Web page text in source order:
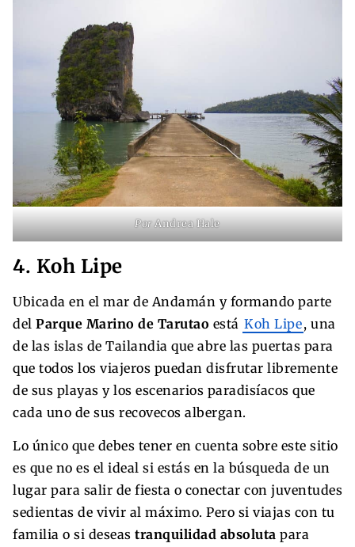
PorAndrea Hale
4. Koh Lipe
Ubicada en el mar de Andamán y formando parte
del Parque Marino de Tarutao está Koh Lipe, una
de las islas de Tailandia que abre las puertas para
que todos los viajeros puedan disfrutar libremente
de sus playas y los escenarios paradisíacos que
cada uno de sus recovecos albergan.
Lo único que debes tener en cuenta sobre este sitio
es que no es el ideal si estás en la búsqueda de un
lugar para salir de fiesta o conectar con juventudes
sedientas de vivir al máximo. Pero si viajas con tu
familia o si deseas tranquilidad absoluta para